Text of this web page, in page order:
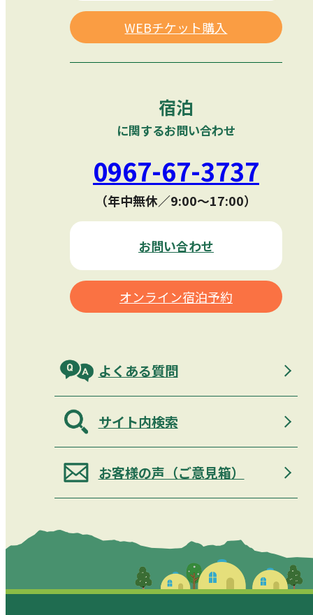
WEBチケット購入
宿泊
に関するお問い合わせ
0967-67-3737
（年中無休／9:00〜17:00）
お問い合わせ
オンライン宿泊予約
よくある質問
サイト内検索
お客様の声（ご意見箱）